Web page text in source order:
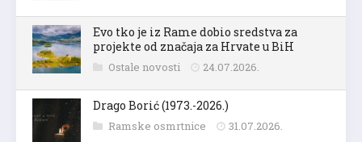
Evo tko je iz Rame dobio sredstva za
projekte od značaja za Hrvate u BiH
Ostale novosti 24.07.2026.
Drago Borić (1973.-2026.)
Ramske osmrtnice 31.07.2026.